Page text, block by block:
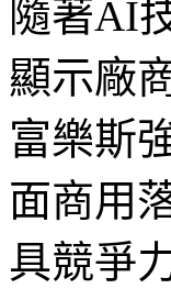
隨著AI
顯示廠
富樂斯
面商用
具競爭